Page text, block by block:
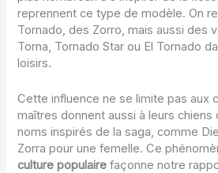
reprennent ce type de modèle. On
Tornado, des Zorro, mais aussi des
Torna, Tornado Star ou El Tornado
loisirs.
Cette influence ne se limite pas aux
maîtres donnent aussi à leurs chiens
noms inspirés de la saga, comme
Zorra pour une femelle. Ce
culture populaire façonne notre